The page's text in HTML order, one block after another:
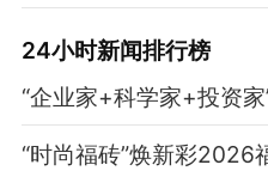
24小时新闻排行榜
“时尚福砖”焕新彩2026